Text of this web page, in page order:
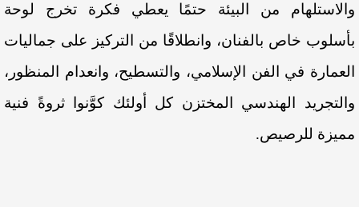
والاستلهام من البيئة حتمًا يعطي فكرة تخرج لوحة
بأسلوب خاص بالفنان، وانطلاقًا من التركيز على جماليات
العمارة في الفن الإسلامي، والتسطيح، وانعدام المنظور،
والتجريد الهندسي المختزن كل أولئك كوَّنوا ثروةً فنية
مميزة للرصيص.